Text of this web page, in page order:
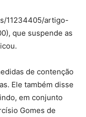
11234405/artigo-
que suspende as
de contenção
Ele também disse
em conjunto
Gomes de